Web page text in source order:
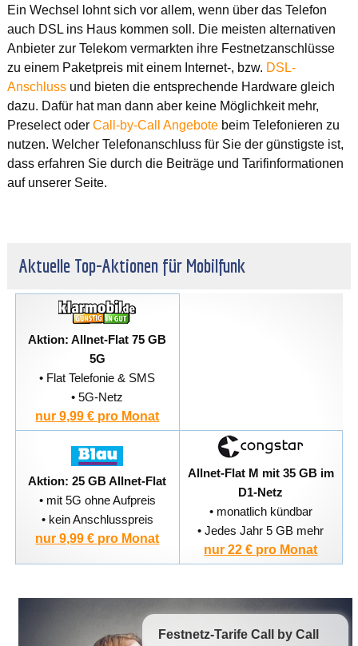
Ein Wechsel lohnt sich vor allem, wenn über das Telefon
auch DSL ins Haus kommen soll. Die meisten alternativen
Anbieter zur Telekom vermarkten ihre Festnetzanschlüsse
zu einem Paketpreis mit einem Internet-, bzw. DSL-
Anschlussund bieten die entsprechende Hardware gleich
dazu. Dafür hat man dann aber keine Möglichkeit mehr,
Preselect oder Call-by-Call Angebotebeim Telefonieren zu
nutzen. Welcher Telefonanschluss für Sie der günstigste ist,
dass erfahren Sie durch die Beiträge und Tarifinformationen
auf unserer Seite.
Aktuelle Top-Aktionen für Mobilfunk
Aktion: Allnet-Flat 75 GB
5G
• Flat Telefonie & SMS
• 5G-Netz
nur 9,99 € pro Monat
Aktion: 25 GB Allnet-Flat
• mit 5G ohne Aufpreis
• kein Anschlusspreis
nur 9,99 € pro Monat
Allnet-Flat M mit 35 GB im
D1-Netz
• monatlich kündbar
• Jedes Jahr 5 GB mehr
nur 22 € pro Monat
Festnetz-Tarife Call by Call